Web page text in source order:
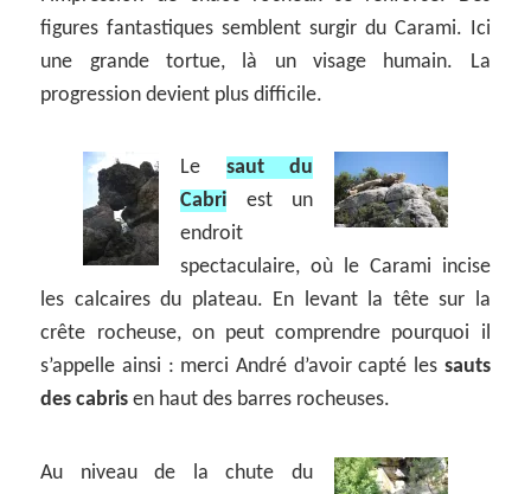
figures fantastiques semblent surgir du Carami. Ici
une grande tortue, là un visage humain. La
progression devient plus difficile.
Le saut du
Cabri est un
endroit
spectaculaire, où le Carami incise
les calcaires du plateau. En levant la tête sur la
crête rocheuse, on peut comprendre pourquoi il
s’appelle ainsi : merci André d’avoir capté les sauts
des cabris en haut des barres rocheuses.
Au niveau de la chute du